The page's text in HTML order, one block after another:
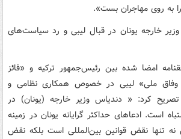
به روی مهاجران بست».
خارجه یونان در قبال لیبی و رد سیاست‌های
امضا شده بین رئیس‌جمهور ترکیه و «فائز
وفاق ملی» لیبی در خصوص همکاری نظامی و
کرد: « دندیاس وزیر خارجه (یونان) در
است. ادعاهای حداکثر گرایانه یونان در زمینه
تنها نقض قوانین بین‌المللی است بلکه نقض